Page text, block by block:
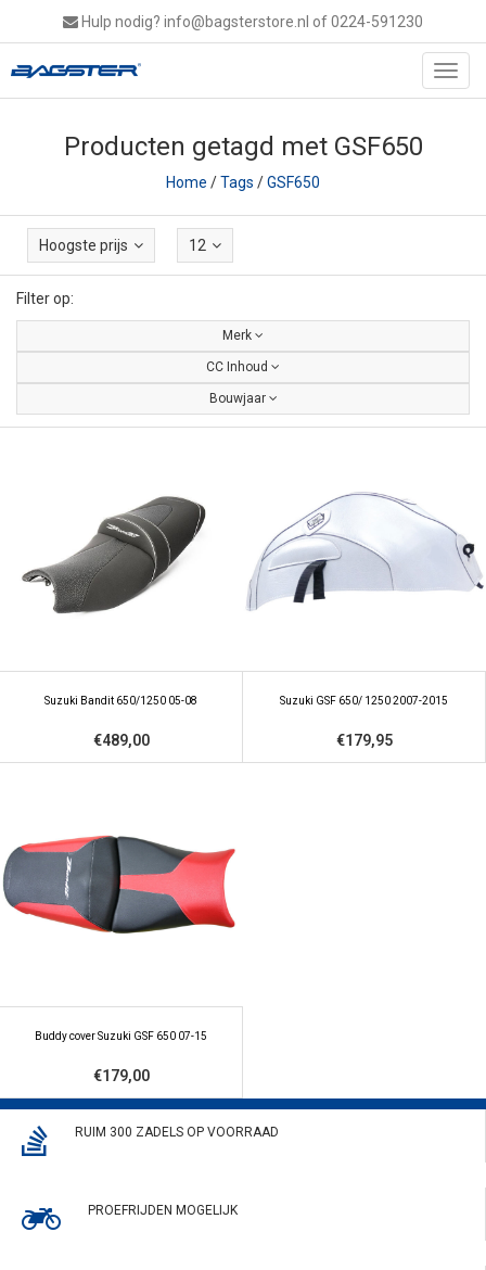
Hulp nodig? info@bagsterstore.nl of 0224-591230
Producten getagd met GSF650
Home /Tags /GSF650
Hoogste prijs 12
Filter op:
Merk
CC Inhoud
Bouwjaar
Suzuki Bandit 650/1250 05-08
€489,00
Suzuki GSF 650/ 1250 2007-2015
€179,95
Buddy cover Suzuki GSF 650 07-15
€179,00
RUIM 300 ZADELS OP VOORRAAD
PROEFRIJDEN MOGELIJK